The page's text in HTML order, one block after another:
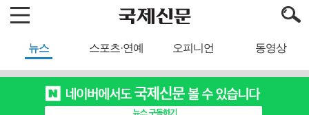
뉴스 스포츠·연예 오피니언 동영상